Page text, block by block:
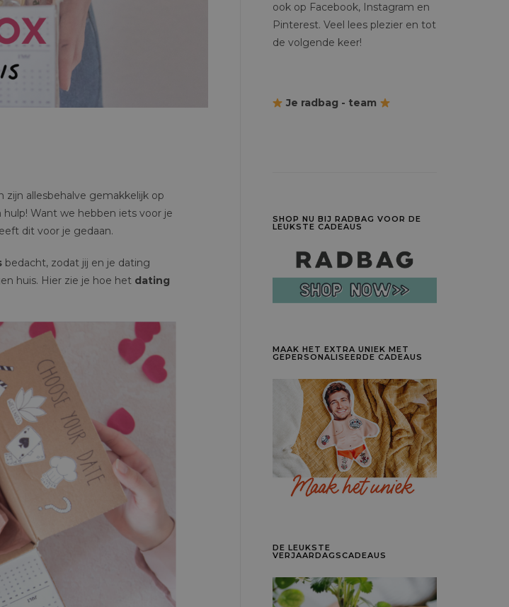
allesbehalve gemakkelijk op
hulp! Want we hebben iets voor je
dit voor je gedaan.
bedacht, zodat jij en je dating
huis. Hier zie je hoe het dating
ook op Facebook, Instagram en
Pinterest. Veel lees plezier en tot
de volgende keer!
Je radbag - team
SHOP NU BIJ RADBAG VOOR DE
LEUKSTE CADEAUS
MAAK HET EXTRA UNIEK MET
GEPERSONALISEERDE CADEAUS
DE LEUKSTE
VERJAARDAGSCADEAUS